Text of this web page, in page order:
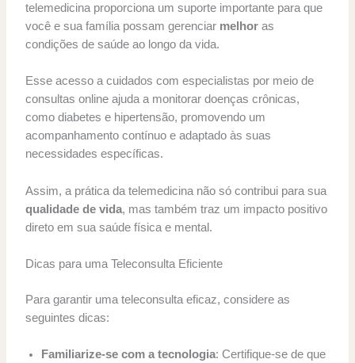
telemedicina proporciona um suporte importante para que
você e sua família possam gerenciar melhoras
condições de saúde ao longo da vida.
Esse acesso a cuidados com especialistas por meio de
consultas online ajuda a monitorar doenças crônicas,
como diabetes e hipertensão, promovendo um
acompanhamento contínuo e adaptado às suas
necessidades específicas.
Assim, a prática da telemedicina não só contribui para sua
qualidade de vida, mas também traz um impacto positivo
direto em sua saúde física e mental.
Dicas para uma Teleconsulta Eficiente
Para garantir uma teleconsulta eficaz, considere as
seguintes dicas:
Familiarize-se com a tecnologia: Certifique-se de que